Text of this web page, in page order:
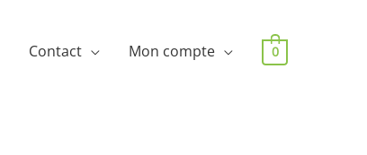
Contact Mon compte 0